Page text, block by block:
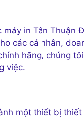
máy in Tân Thuận
các cá nhân,
hãng, chúng
việc.
một thiết bị